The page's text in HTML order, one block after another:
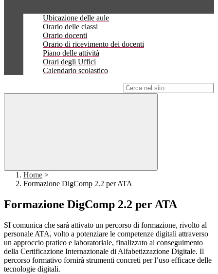
Ubicazione delle aule
Orario delle classi
Orario docenti
Orario di ricevimento dei docenti
Piano delle attività
Orari degli Uffici
Calendario scolastico
Home >
Formazione DigComp 2.2 per ATA
Formazione DigComp 2.2 per ATA
SI comunica che sarà attivato un percorso di formazione, rivolto al
personale ATA, volto a potenziare le competenze digitali attraverso
un approccio pratico e laboratoriale, finalizzato al conseguimento
della Certificazione Internazionale di Alfabetizzazione Digitale. Il
percorso formativo fornirà strumenti concreti per l’uso efficace delle
tecnologie digitali.